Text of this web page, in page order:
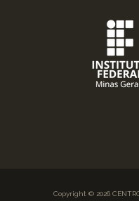
Copyright © 2026